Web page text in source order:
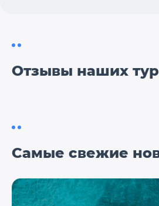
Отзывы наших
Самые свежие